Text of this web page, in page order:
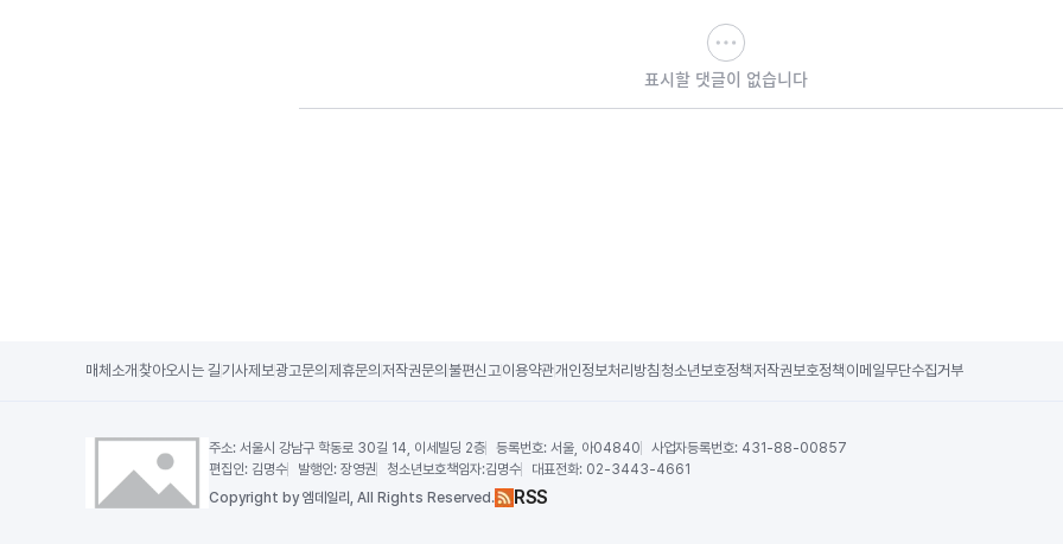
표시할 댓글이 없습니다
매체소개 찾아오시는 길기사제보광고문의 제휴문의 저작권문의 불편신고이용약관개인정보처리방침 청소년보호정책저작권보호정책 이메일무단수집거부
주소:서울시 강남구 학동로 30길 14, 이세빌딩 2층 등록번호: 서울, 아04840 사업자등록번호: 431-88-00857
편집인: 김명수 발행인:장영권 청소년보호책임자:김명수 대표전화: 02-3443-4661
Copyright by 엠데일리, All Rights Reserved. RSS